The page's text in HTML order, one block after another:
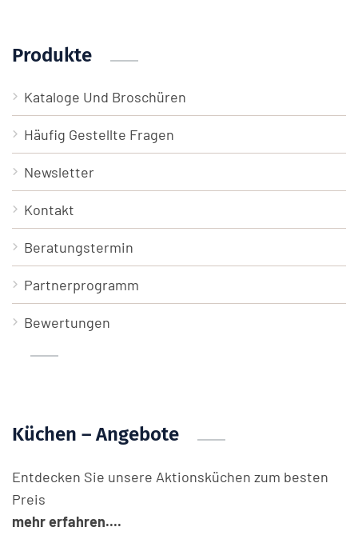
Produkte
Kataloge Und Broschüren
Häufig Gestellte Fragen
Newsletter
Kontakt
Beratungstermin
Partnerprogramm
Bewertungen
Küchen – Angebote
Entdecken Sie unsere Aktionsküchen zum besten
Preis
mehr erfahren....